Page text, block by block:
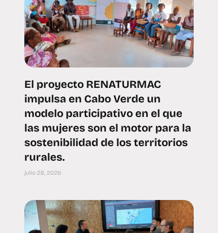
El proyecto RENATURMAC
impulsa en Cabo Verde un
modelo participativo en el que
las mujeres son el motor para la
sostenibilidad de los territorios
rurales.
julio 28, 2026